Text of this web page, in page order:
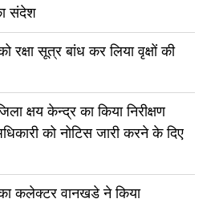
संदेश
रक्षा सूत्र बांध कर लिया वृक्षों की
क्षय केन्द्र का किया निरीक्षण
को नोटिस जारी करने के दिए
कलेक्टर वानखडे ने किया